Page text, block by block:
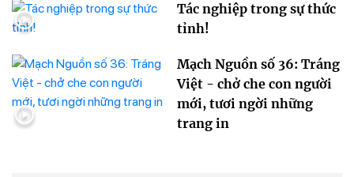
Tác nghiệp trong sự thức
tỉnh!
Mạch Nguồn số 36: Tráng
Việt - chở che con người
mới, tươi ngời những
trang in